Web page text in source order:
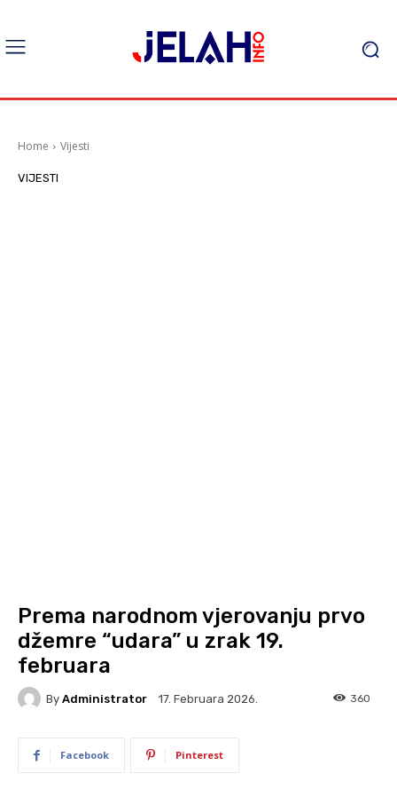
Home Vijesti
VIJESTI
Prema narodnom vjerovanju prvo
džemre “udara” u zrak 19.
februara
By Administrator 17. Februara 2026. 360
Facebook Pinterest